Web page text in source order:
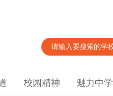
校园精神 魅力中学